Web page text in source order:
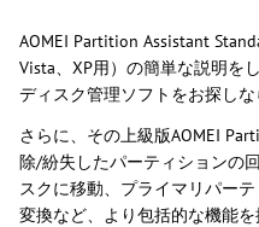
AOMEI Partition Assistant
Vista、XP用）の簡単な説明を
ディスク管理ソフトをお探しな
さらに、その上級版AOMEI
除/紛失したパーティションの
スクに移動、プライマリパー
変換など、より包括的な機能